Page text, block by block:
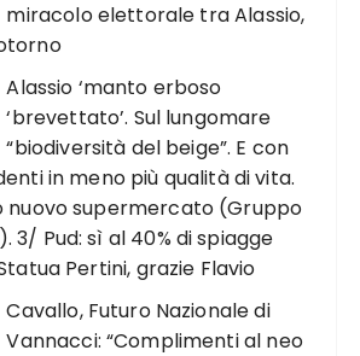
miracolo elettorale tra Alassio,
Alassio ‘manto erboso
‘brevettato’. Sul lungomare
“biodiversità del beige”. E con
in meno più qualità di vita.
nuovo supermercato (Gruppo
3/ Pud: sì al 40% di spiagge
Pertini, grazie Flavio
Cavallo, Futuro Nazionale di
Vannacci: “Complimenti al neo